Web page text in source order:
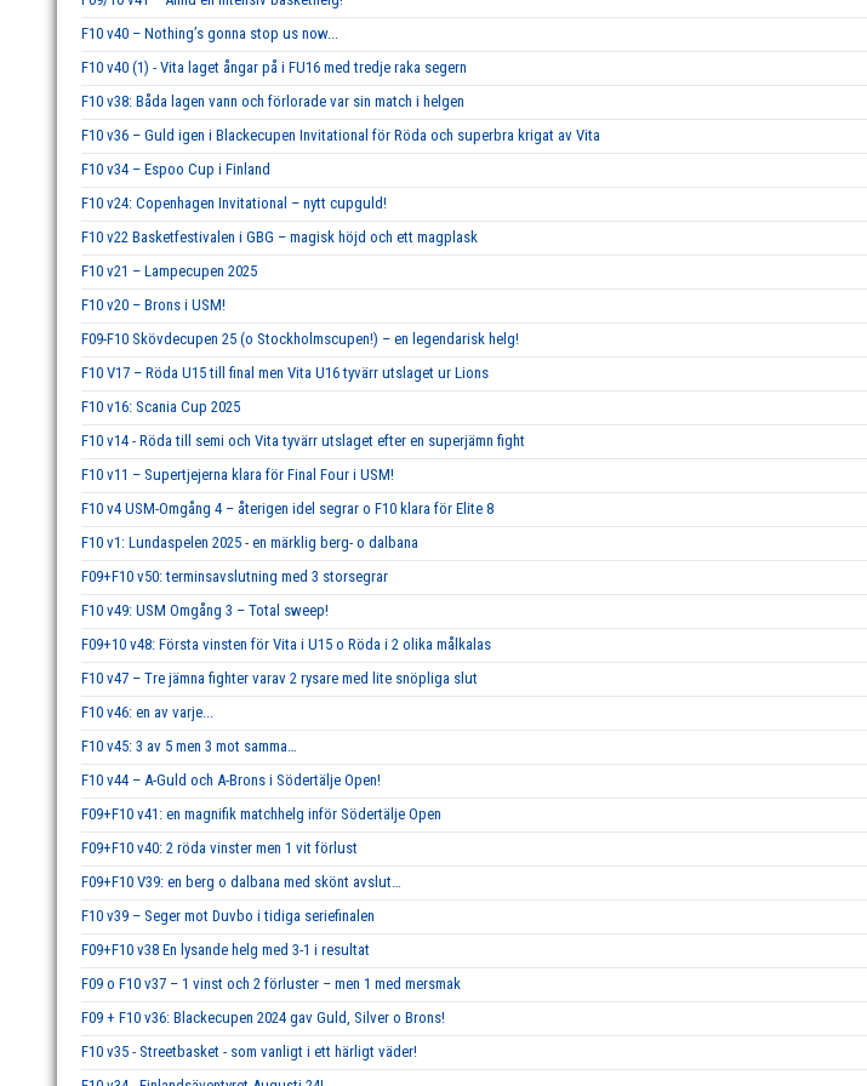
F10 v40 – Nothing’s gonna stop us now...
F10 v40 (1) - Vita laget ångar på i FU16 med tredje raka segern
F10 v38: Båda lagen vann och förlorade var sin match i helgen
F10 v36 – Guld igen i Blackecupen Invitational för Röda och superbra krigat av Vita
F10 v34 – Espoo Cup i Finland
F10 v24: Copenhagen Invitational – nytt cupguld!
F10 v22 Basketfestivalen i GBG – magisk höjd och ett magplask
F10 v21 – Lampecupen 2025
F10 v20 – Brons i USM!
F09-F10 Skövdecupen 25 (o Stockholmscupen!) – en legendarisk helg!
F10 V17 – Röda U15 till final men Vita U16 tyvärr utslaget ur Lions
F10 v16: Scania Cup 2025
F10 v14 - Röda till semi och Vita tyvärr utslaget efter en superjämn fight
F10 v11 – Supertjejerna klara för Final Four i USM!
F10 v4 USM-Omgång 4 – återigen idel segrar o F10 klara för Elite 8
F10 v1: Lundaspelen 2025 - en märklig berg- o dalbana
F09+F10 v50: terminsavslutning med 3 storsegrar
F10 v49: USM Omgång 3 – Total sweep!
F09+10 v48: Första vinsten för Vita i U15 o Röda i 2 olika målkalas
F10 v47 – Tre jämna fighter varav 2 rysare med lite snöpliga slut
F10 v46: en av varje...
F10 v45: 3 av 5 men 3 mot samma…
F10 v44 – A-Guld och A-Brons i Södertälje Open!
F09+F10 v41: en magnifik matchhelg inför Södertälje Open
F09+F10 v40: 2 röda vinster men 1 vit förlust
F09+F10 V39: en berg o dalbana med skönt avslut…
F10 v39 – Seger mot Duvbo i tidiga seriefinalen
F09+F10 v38 En lysande helg med 3-1 i resultat
F09 o F10 v37 – 1 vinst och 2 förluster – men 1 med mersmak
F09 + F10 v36: Blackecupen 2024 gav Guld, Silver o Brons!
F10 v35 - Streetbasket - som vanligt i ett härligt väder!